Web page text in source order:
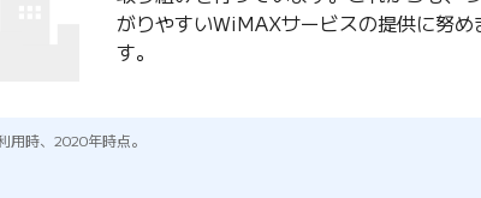
がりやすいWiMAXサービスの提供に努め
す。
用時、2020年時点。